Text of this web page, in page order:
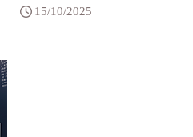
15/10/2025